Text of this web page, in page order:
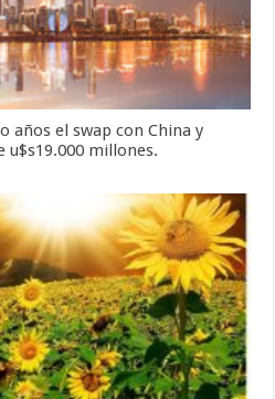
años el swap con China y
u$s19.000 millones.